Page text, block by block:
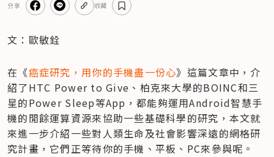
分享 收藏
文：歐敏銓
在《癌症研究，用你的手機盡一份心》這篇文章中，介
紹了HTC Power to Give、柏克來大學的BOINC和三
星的Power Sleep等App，都能夠運用Android智慧手
機的閒餘運算資源來協助一些基礎科學的研究，本文就
來進一步介紹一些對人類生命及社會影響深遠的網格研
究計畫，它們正等待你的手機、平板、PC來參與呢。